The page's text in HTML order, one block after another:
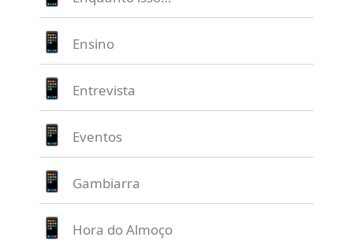
Ensino
Entrevista
Eventos
Gambiarra
Hora do Almoço